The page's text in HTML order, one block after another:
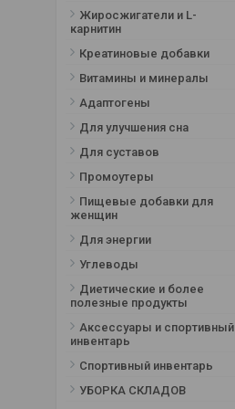
Жиросжигатели и L-
карнитин
Креатиновые добавки
Витамины и минералы
Адаптогены
Для улучшения сна
Для суставов
Промоутеры
Пищевые добавки для
женщин
Для энергии
Углеводы
Диетические и более
полезные продукты
Аксессуары и спортивный
инвентарь
Спортивный инвентарь
УБОРКА СКЛАДОВ